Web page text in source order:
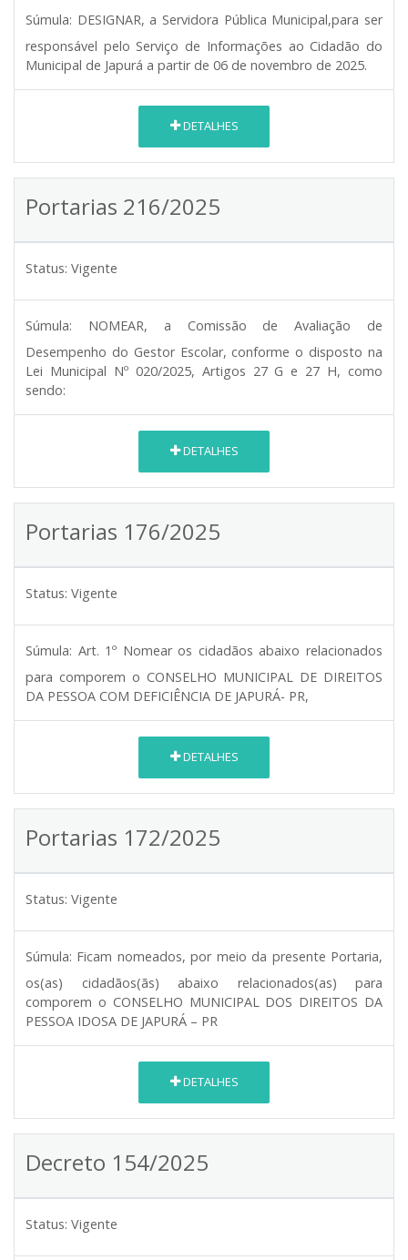
Súmula: DESIGNAR, a Servidora Pública Municipal,para ser
responsável pelo Serviço de Informações ao Cidadão do
Municipal de Japurá a partir de 06 de novembro de 2025.
DETALHES
Portarias 216/2025
Status: Vigente
Súmula:
NOMEAR, a Comissão de Avaliação de
Desempenho do Gestor Escolar, conforme o disposto na
Lei Municipal Nº 020/2025, Artigos 27 G e 27 H, como
sendo:
DETALHES
Portarias 176/2025
Status: Vigente
Súmula: Art. 1º Nomear os cidadãos abaixo relacionados
para comporem o CONSELHO MUNICIPAL DE DIREITOS
DA PESSOA COM DEFICIÊNCIA DE JAPURÁ- PR,
DETALHES
Portarias 172/2025
Status: Vigente
Súmula: Ficam nomeados, por meio da presente Portaria,
os(as) cidadãos(ãs) abaixo relacionados(as) para
comporem o CONSELHO MUNICIPAL DOS DIREITOS DA
PESSOA IDOSA DE JAPURÁ – PR
DETALHES
Decreto 154/2025
Status: Vigente